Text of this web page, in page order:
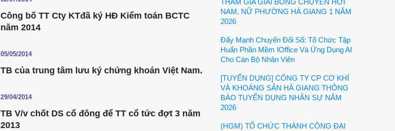
Công bố TT Cty KTđã ký HĐ Kiểm toán BCTC
năm 2014
05/05/2014
TB của trung tâm lưu ký chứng khoán Việt Nam.
29/04/2014
TB V/v chốt DS cổ đông để TT cổ tức đợt 3 năm
2013
THAM GIA GIẢI BÓNG CHUYỀN HƠI
NAM, NỮ PHƯỜNG HÀ GIANG 1 NĂM
2026
Đẩy Mạnh Chuyển Đổi Số: Tổ Chức Tập
Huấn Phần Mềm IOffice Và Ứng Dụng AI
Cho Cán Bộ Nhân Viên
[TUYỂN DỤNG] CÔNG TY CP CƠ KHÍ
VÀ KHOÁNG SẢN HÀ GIANG THÔNG
BÁO TUYỂN DỤNG NHÂN SỰ NĂM
2026
(HGM) TỔ CHỨC THÀNH CÔNG ĐẠI